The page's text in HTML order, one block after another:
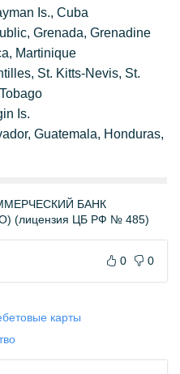
Is., Cuba
Grenada, Grenadine
Martinique
St. Kitts-Nevis, St.
Is.
Guatemala, Honduras,
БАНК
(лицензия ЦБ РФ № 485)
0 0
карты